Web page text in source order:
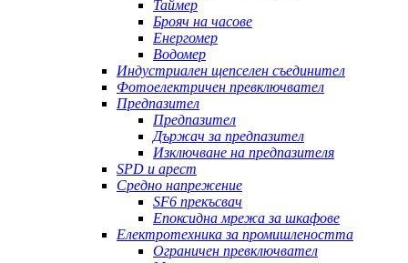
Таймер
Брояч на часове
Енергомер
Водомер
Индустриален щепселен съединител
Фотоелектричен превключвател
Предпазител
Предпазител
Държач за предпазител
Изключване на предпазителя
SPD и арест
Средно напрежение
SF6 прекъсвач
Епоксидна мрежа за шкафове
Електротехника за промишлеността
Ограничен превключвател